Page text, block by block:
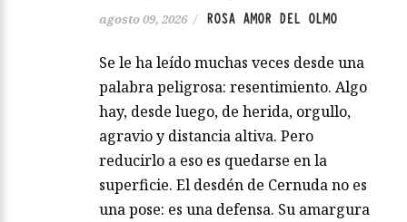
agosto 09, 2026 / ROSA AMOR DEL OLMO
Se le ha leído muchas veces desde una
palabra peligrosa: resentimiento. Algo
hay, desde luego, de herida, orgullo,
agravio y distancia altiva. Pero
reducirlo a eso es quedarse en la
superficie. El desdén de Cernuda no es
una pose: es una defensa. Su amargura